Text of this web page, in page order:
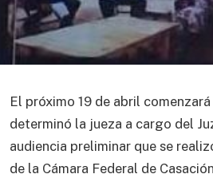
El próximo 19 de abril
determinó la jueza a cargo del
audiencia preliminar que se
de la Cámara Federal de